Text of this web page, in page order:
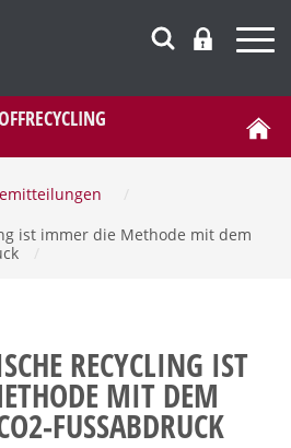
ist immer die Methode mit dem
RECYCLING IST
MIT DEM
FUSSABDRUCK